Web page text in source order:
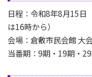
日程：令和8年8月15
は16時から）
会場：倉敷市民会館 大
当番期：9期・19期・